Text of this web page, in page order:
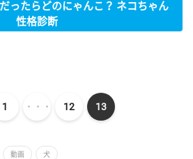
ったらどのにゃんこ？ ネコちゃん
性格診断
1 ・・・ 12 13
動画 犬